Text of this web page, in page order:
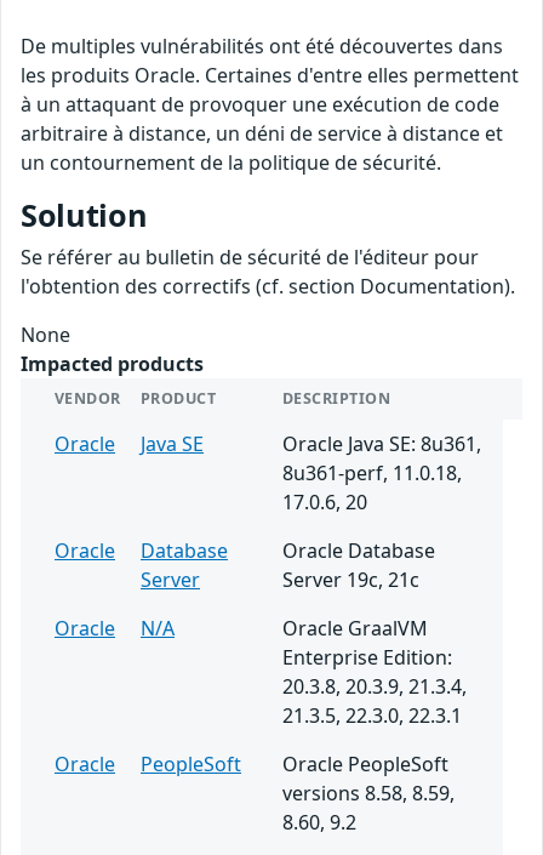
De multiples vulnérabilités ont été découvertes dans
les produits Oracle. Certaines d'entre elles permettent
à un attaquant de provoquer une exécution de code
arbitraire à distance, un déni de service à distance et
un contournement de la politique de sécurité.
Solution
Se référer au bulletin de sécurité de l'éditeur pour
l'obtention des correctifs (cf. section Documentation).
None
Impacted products
VENDOR PRODUCT DESCRIPTION
Oracle Java SE
Oracle Java SE: 8u361,
8u361-perf, 11.0.18,
17.0.6, 20
Oracle
Database
Server
Oracle Database
Server 19c, 21c
Oracle
N/A
Oracle GraalVM
Enterprise Edition:
20.3.8, 20.3.9, 21.3.4,
21.3.5, 22.3.0, 22.3.1
Oracle
PeopleSoft
Oracle PeopleSoft
versions 8.58, 8.59,
8.60, 9.2